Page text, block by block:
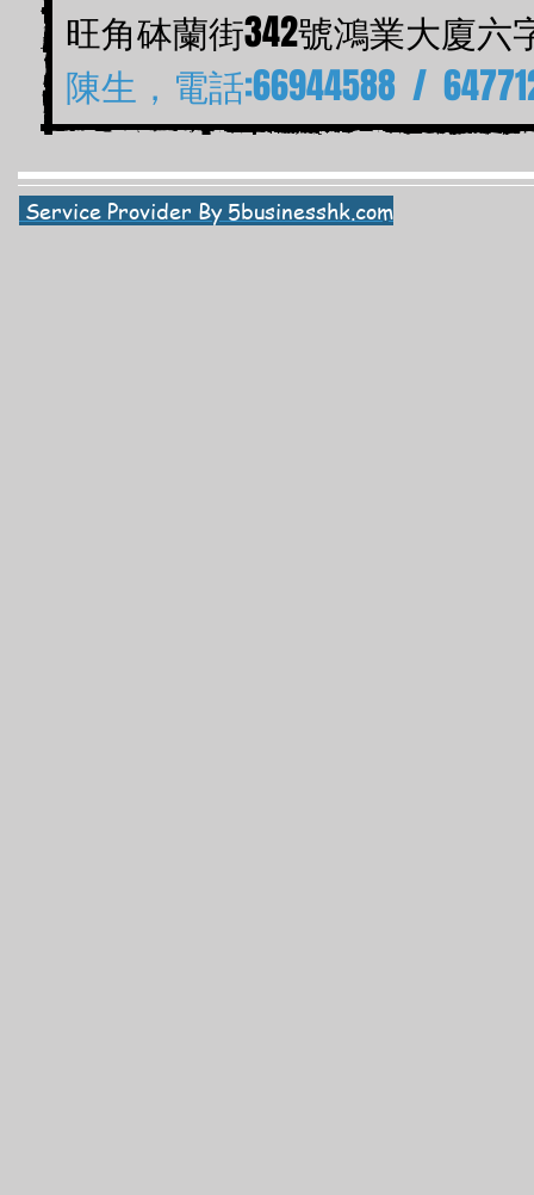
旺角砵蘭街342號鴻業大廈六
陳生，電話:66944588 /
Service Provider By 5businesshk.com